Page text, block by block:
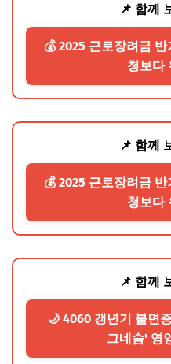
📌 함께
💰 2025 근로장려금
청보다
📌 함께
💰 2025 근로장려금
청보다
📌 함께
🌙 4060 갱년기 불면
그네슘' 영